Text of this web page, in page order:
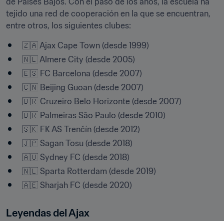
tejido una red de cooperación en la que se encuentran,
entre otros, los siguientes clubes:
🇿🇦 Ajax Cape Town (desde 1999)
🇳🇱 Almere City (desde 2005)
🇪🇸 FC Barcelona (desde 2007)
🇨🇳 Beijing Guoan (desde 2007)
🇧🇷 Cruzeiro Belo Horizonte (desde 2007)
🇧🇷 Palmeiras São Paulo (desde 2010)
🇸🇰 FK AS Trenčín (desde 2012)
🇯🇵 Sagan Tosu (desde 2018)
🇦🇺 Sydney FC (desde 2018)
🇳🇱 Sparta Rotterdam (desde 2019)
🇦🇪 Sharjah FC (desde 2020)
Leyendas del Ajax